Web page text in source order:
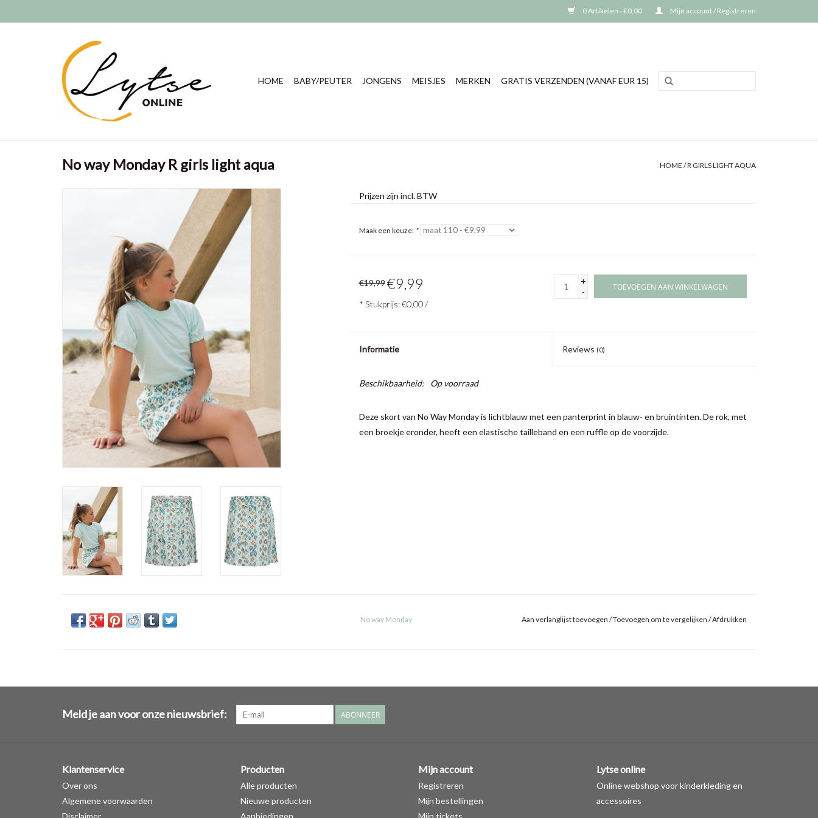
0 Artikelen - €0,00 Mijn account / Registreren
HOME BABY/PEUTER JONGENS MEISJES MERKEN GRATIS VERZENDEN (VANAF EUR 15)
No way Monday R girls light aqua HOME /R GIRLS LIGHT AQUA
Prijzen zijn incl. BTW
Maak een keuze: *
€19,99 €9,99
* Stukprijs: €0,00 /
+
-
TOEVOEGEN AAN WINKELWAGEN
Informatie Reviews (0)
Beschikbaarheid: Op voorraad
Deze skort van No Way Monday is lichtblauw met een panterprint in blauw- en bruintinten. De rok, met
een broekje eronder, heeft een elastische tailleband en een ruffle op de voorzijde.
No way Monday Aan verlanglijst toevoegen /Toevoegen om te vergelijken /Afdrukken
Meld je aan voor onze nieuwsbrief: ABONNEER
Klantenservice
Over ons
Algemene voorwaarden
Disclaimer
Producten
Alle producten
Nieuwe producten
Aanbiedingen
Mijn account
Registreren
Mijn bestellingen
Mijn tickets
Lytse online
Online webshop voor kinderkleding en
accessoires